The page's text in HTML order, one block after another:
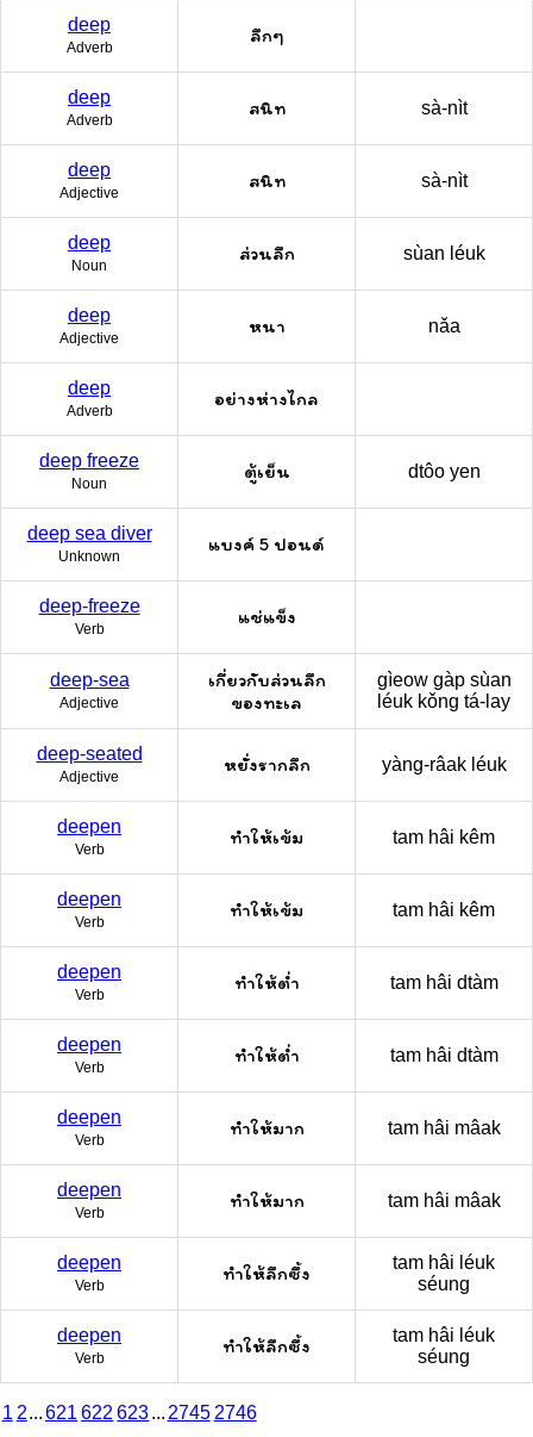
deep
Adverb
ลึกๆ
deep
Adverb
สนิท sà-nìt
deep
Adjective
สนิท sà-nìt
deep
Noun
ส่วนลึก sùan léuk
deep
Adjective
หนา nǎa
deep
Adverb
อย่างห่างไกล
deep freeze
Noun
ตู้เย็น dtôo yen
deep sea diver
Unknown
แบงค์ 5 ปอนด์
deep-freeze
Verb
แช่แข็ง
deep-sea
Adjective
เกี่ยวกับส่วนลึก
ของทะเล
gìeow gàp sùan
léuk kǒng tá-lay
deep-seated
Adjective
หยั่งรากลึก yàng-râak léuk
deepen
Verb
ทำให้เข้ม tam hâi kêm
deepen
Verb
ทำให้เข้ม tam hâi kêm
deepen
Verb
ทำให้ต่ำ tam hâi dtàm
deepen
Verb
ทำให้ต่ำ tam hâi dtàm
deepen
Verb
ทำให้มาก tam hâi mâak
deepen
Verb
ทำให้มาก tam hâi mâak
deepen
Verb
ทำให้ลึกซึ้ง
tam hâi léuk
séung
deepen
Verb
ทำให้ลึกซึ้ง
tam hâi léuk
séung
1 2...621 622 623... 2745 2746